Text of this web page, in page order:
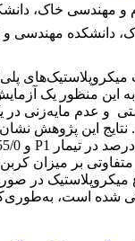
مهندسی خاک،
دانشکده مهندسی و
میکروپلاستیک در
اثر مقادیر بالاتر